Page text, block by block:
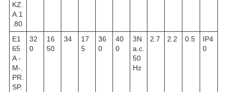
KZ.
A.1
.80
E1
65
A -
M-.
PR.
SP.
32
0
16
50
34
17
5
36
0
40
0
3N
a.c.
50
Hz
2.7 2.2 0.5
IP4
0